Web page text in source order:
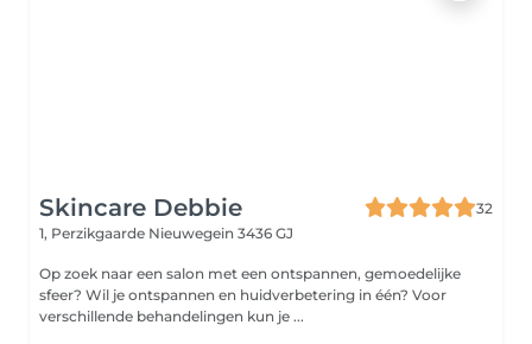
Skincare Debbie
32
1, Perzikgaarde Nieuwegein 3436 GJ
Op zoek naar een salon met een ontspannen, gemoedelijke
sfeer? Wil je ontspannen en huidverbetering in één? Voor
verschillende behandelingen kun je ...